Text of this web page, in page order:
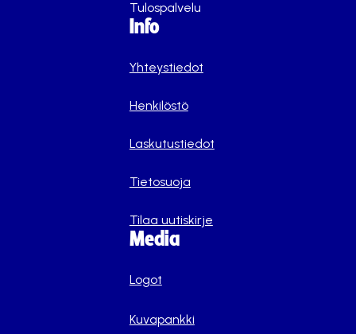
Tulospalvelu
Info
Yhteystiedot
Henkilöstö
Laskutustiedot
Tietosuoja
Tilaa uutiskirje
Media
Logot
Kuvapankki